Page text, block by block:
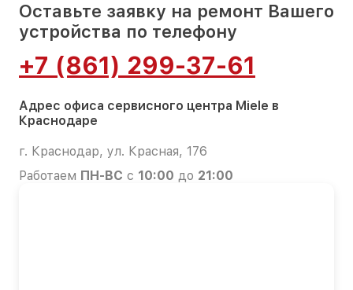
Оставьте заявку на ремонт Вашего
устройства по телефону
+7 (861) 299-37-61
Адрес офиса сервисного центра Miele в
Краснодаре
г. Краснодар, ул. Красная, 176
Работаем ПН-ВС с 10:00 до 21:00